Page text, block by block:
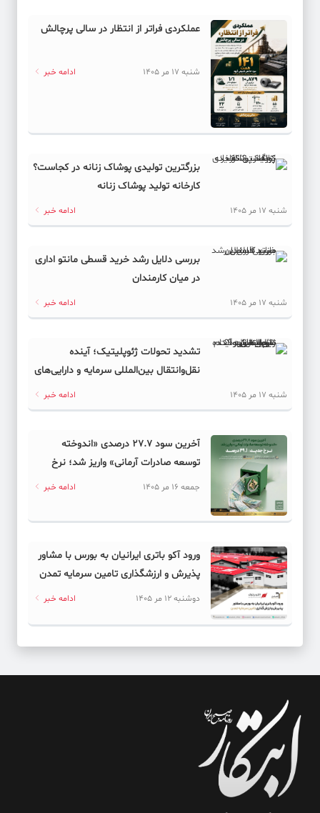
عملکردی فراتر از انتظار در سالی پرچالش
شنبه 17 مر 1405 ادامه خبر
بزرگترین تولیدی پوشاک زنانه در کجاست؟
کارخانه تولید پوشاک زنانه
شنبه 17 مر 1405 ادامه خبر
بررسی دلایل رشد خرید قسطی مانتو اداری
در میان کارمندان
شنبه 17 مر 1405 ادامه خبر
تشدید تحولات ژئوپلیتیک؛ آینده
نقل‌وانتقال بین‌المللی سرمایه و دارایی‌های
شنبه 17 مر 1405 ادامه خبر
آخرین سود ۲۷.۷ درصدی «اندوخته
توسعه صادرات آرمانی» واریز شد؛ نرخ
جدید ۲۹.۱ درصد
جمعه 16 مر 1405 ادامه خبر
ورود آکو باتری ایرانیان به بورس با مشاور
پذیرش و ارزشگذاری تامین سرمایه تمدن
دوشنبه 12 مر 1405 ادامه خبر